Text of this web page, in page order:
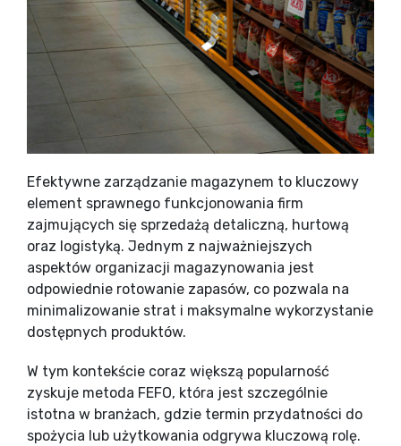
Efektywne zarządzanie magazynem to kluczowy
element sprawnego funkcjonowania firm
zajmujących się sprzedażą detaliczną, hurtową
oraz logistyką. Jednym z najważniejszych
aspektów organizacji magazynowania jest
odpowiednie rotowanie zapasów, co pozwala na
minimalizowanie strat i maksymalne wykorzystanie
dostępnych produktów.
W tym kontekście coraz większą popularność
zyskuje metoda FEFO, która jest szczególnie
istotna w branżach, gdzie termin przydatności do
spożycia lub użytkowania odgrywa kluczową rolę.